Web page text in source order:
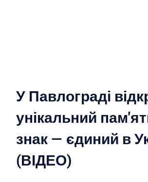
У Павлограді
унікальний
знак — єдиний в
(ВІДЕО)